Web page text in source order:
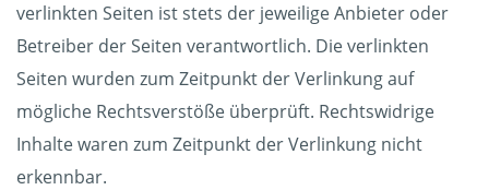
verlinkten Seiten ist stets der jeweilige Anbieter oder
Betreiber der Seiten verantwortlich. Die verlinkten
Seiten wurden zum Zeitpunkt der Verlinkung auf
mögliche Rechtsverstöße überprüft. Rechtswidrige
Inhalte waren zum Zeitpunkt der Verlinkung nicht
erkennbar.